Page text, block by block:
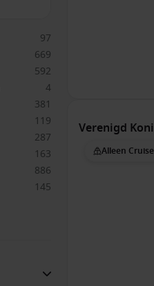
97
669
592
4
381
119
287
163
886
145
Verenigd
Alleen Cruise